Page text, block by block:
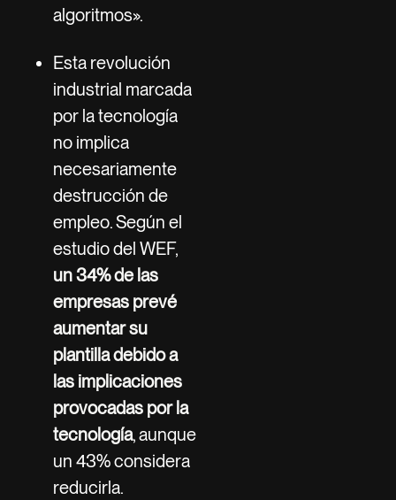
algoritmos».
Esta revolución
industrial marcada
por la tecnología
no implica
necesariamente
destrucción de
empleo. Según el
estudio del WEF,
un 34% de las
empresas prevé
aumentar su
plantilla debido a
las implicaciones
provocadas por la
tecnología, aunque
un 43% considera
reducirla.